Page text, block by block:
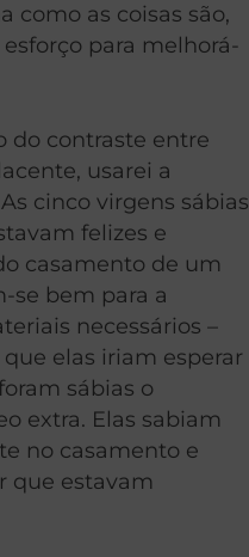
como as coisas são,
para melhorá-
do contraste entre
usarei a
cinco virgens sábias
felizes e
casamento de um
se bem para a
necessários –
elas iriam esperar
sábias o
extra. Elas sabiam
no casamento e
que estavam